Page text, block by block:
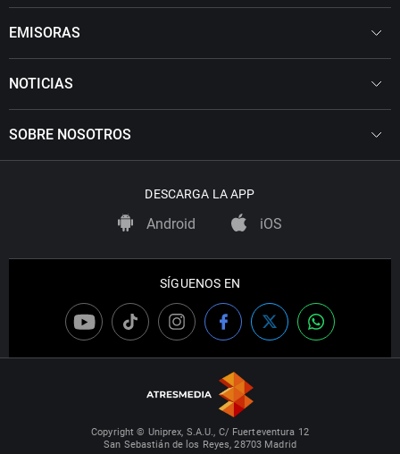
EMISORAS
NOTICIAS
SOBRE NOSOTROS
DESCARGA LA APP
Android iOS
SÍGUENOS EN
Copyright © Uniprex, S.A.U., C/ Fuerteventura 12
San Sebastián de los Reyes, 28703 Madrid